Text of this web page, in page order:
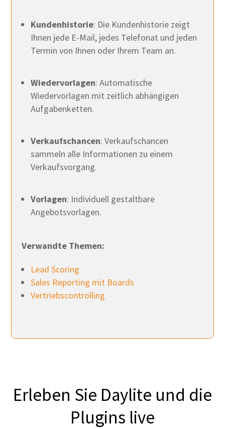
Kundenhistorie: Die Kundenhistorie zeigt
Ihnen jede E-Mail, jedes Telefonat und jeden
Termin von Ihnen oder Ihrem Team an.
Wiedervorlagen: Automatische
Wiedervorlagen mit zeitlich abhängigen
Aufgabenketten.
Verkaufschancen: Verkaufschancen
sammeln alle Informationen zu einem
Verkaufsvorgang.
Vorlagen: Individuell gestaltbare
Angebotsvorlagen.
Verwandte Themen:
Lead Scoring
Sales Reporting mit Boards
Vertriebscontrolling
Erleben Sie Daylite und die
Plugins live